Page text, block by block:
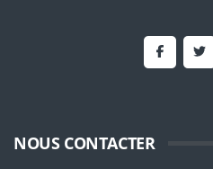
NOUS CONTACTER